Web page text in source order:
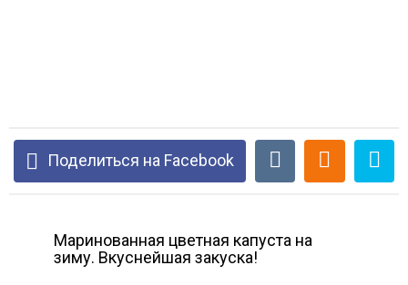
Поделиться на Facebook
Маринованная цветная капуста на
зиму. Вкуснейшая закуска!